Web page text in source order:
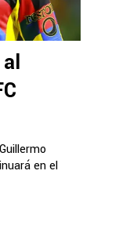
en el